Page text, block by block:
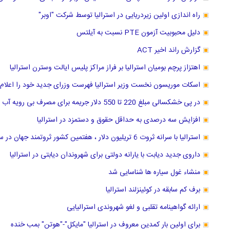
راه اندازی اولین زیردریایی در استرالیا توسط شرکت "اوبر"
دلیل محبوبیت آزمون PTE نسبت به آیلتس
گزارش راند اخیر ACT
اهتزاز پرچم بومیان استرالیا بر فراز مراکز پلیس ایالت وسترن استرالیا
اسکات موریسون نخست وزیر استرالیا فهرست وزرای جدید خود را
در پی خشکسالی مبلغ 220 تا 550 دلار جریمه برای مصرف بی رویه آب در سیدنی استرالیا
افزایش سه درصدی به حداقل حقوق و دستمزد در استرالیا
استرالیا با سرانه ثروت 6 تریلیون دلار ، هفتمین کشور ثروتمند جهان در سال 2018 لقب گرفت.
داروی جدید دیابت با یارانه دولتی برای شهروندان دیابتی در استرالیا
منشاء غول سیاره ها شناسایی شد
برف کم سابقه در کوئینزلند استرالیا
ارائه گواهینامه تقلبی و لغو شهروندی استرالیایی
برای اولین بار کمدین معروف در استرالیا "مایکل"-"هوتن" بمب خنده